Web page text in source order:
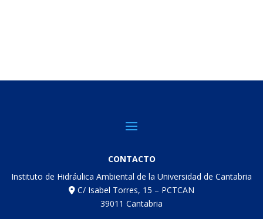
CONTACTO
Instituto de Hidráulica Ambiental de la Universidad de Cantabria
C/ Isabel Torres, 15 – PCTCAN
39011 Cantabria